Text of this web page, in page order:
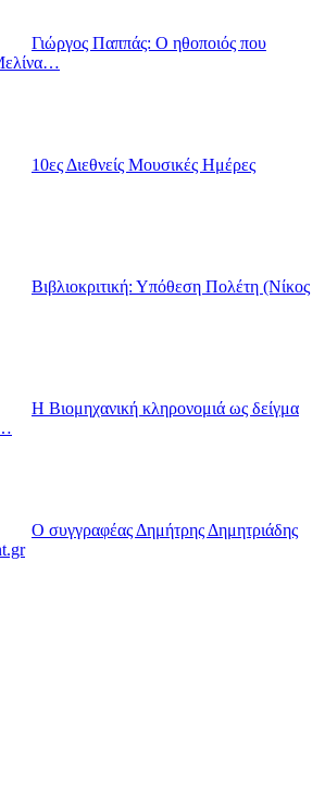
Γιώργος Παππάς: Ο ηθοποιός που
10ες Διεθνείς Μουσικές Ημέρες
Βιβλιοκριτική: Υπόθεση Πολέτη (Νίκος
Η Βιομηχανική κληρονομιά ως δείγμα
Ο συγγραφέας Δημήτρης Δημητριάδης